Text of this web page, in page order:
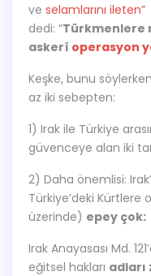
ve selamlarını ileten”
dedi: “Türkmenlere
askerî operasyon
Keşke, bunu
az iki sebepten:
1) Irak ile Türkiye
güvenceye alan iki
2) Daha önemlisi:
Türkiye’deki Kürtlere
üzerinde) epey çok:
Irak Anayasası Md.
eğitsel hakları